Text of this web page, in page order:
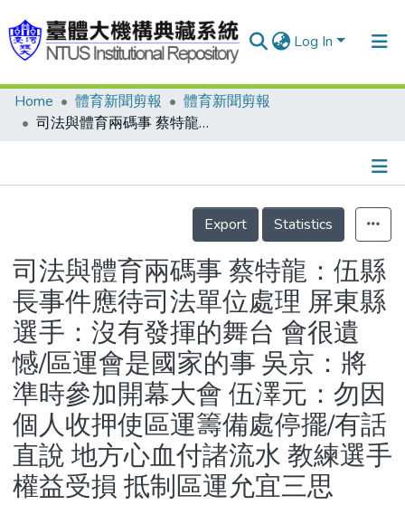
Log In
Communities & Collections
Statistics
Home 體育新聞剪報
體育新聞剪報
司法與體育兩碼事 蔡特龍：伍縣長事件應待司法單位處理 屏東縣選手：沒有發揮的舞台 會很遺憾/區運會是國家的事 吳京：將準時參加開幕大會 伍澤元：勿因個人收押使區運籌備處停擺/有話直說 地方心血付諸流水 教練選手權益受損 抵制區運允宜三思
Details
Export
Statistics
司法與體育兩碼事 蔡特龍：伍縣
長事件應待司法單位處理 屏東縣
選手：沒有發揮的舞台 會很遺
憾/區運會是國家的事 吳京：將
準時參加開幕大會 伍澤元：勿因
個人收押使區運籌備處停擺/有話
直說 地方心血付諸流水 教練選手
權益受損 抵制區運允宜三思